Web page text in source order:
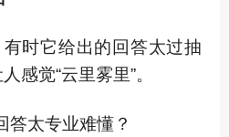
时它给出的回答太过抽
感觉“云里雾里”。
答太专业难懂？